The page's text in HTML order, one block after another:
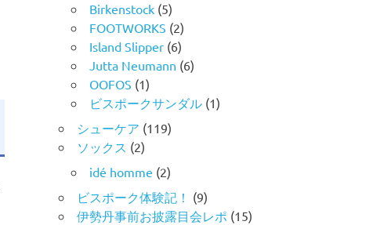
Birkenstock (5)
FOOTWORKS (2)
Island Slipper (6)
Jutta Neumann (6)
OOFOS (1)
ビスポークサンダル (1)
シューケア (119)
ソックス (2)
idé homme (2)
ビスポーク体験記！ (9)
伊勢丹事前お披露目会レポ (15)